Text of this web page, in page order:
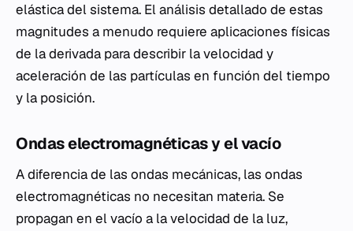
elástica del sistema. El análisis detallado de estas
magnitudes a menudo requiere aplicaciones físicas
de la derivada para describir la velocidad y
aceleración de las partículas en función del tiempo
y la posición.
Ondas electromagnéticas y el vacío
A diferencia de las ondas mecánicas, las ondas
electromagnéticas no necesitan materia. Se
propagan en el vacío a la velocidad de la luz,